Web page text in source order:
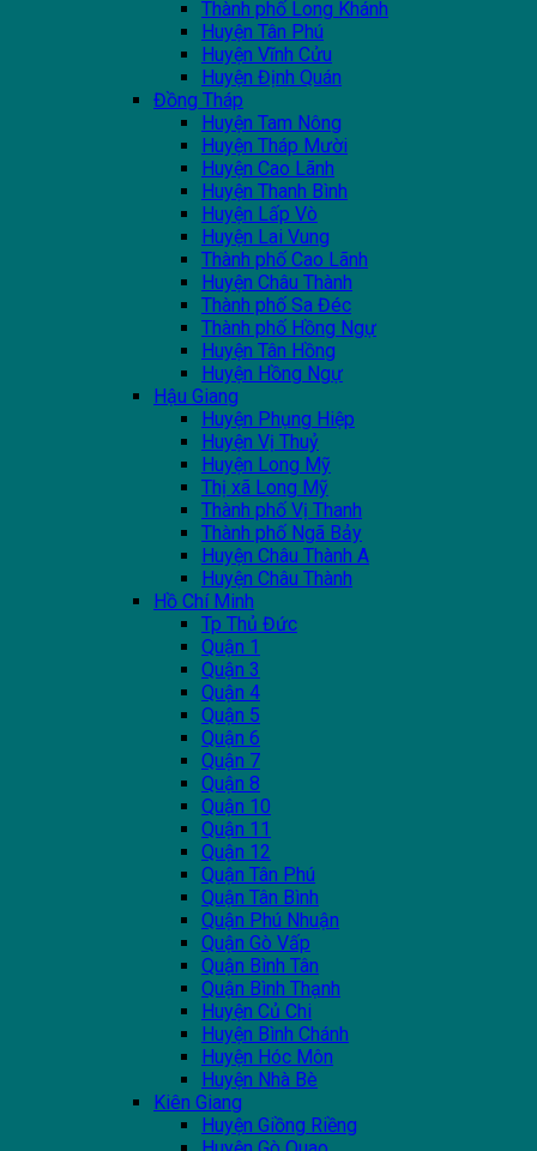
Thành phố Long Khánh
Huyện Tân Phú
Huyện Vĩnh Cửu
Huyện Định Quán
Đồng Tháp
Huyện Tam Nông
Huyện Tháp Mười
Huyện Cao Lãnh
Huyện Thanh Bình
Huyện Lấp Vò
Huyện Lai Vung
Thành phố Cao Lãnh
Huyện Châu Thành
Thành phố Sa Đéc
Thành phố Hồng Ngự
Huyện Tân Hồng
Huyện Hồng Ngự
Hậu Giang
Huyện Phụng Hiệp
Huyện Vị Thuỷ
Huyện Long Mỹ
Thị xã Long Mỹ
Thành phố Vị Thanh
Thành phố Ngã Bảy
Huyện Châu Thành A
Huyện Châu Thành
Hồ Chí Minh
Tp Thủ Đức
Quận 1
Quận 3
Quận 4
Quận 5
Quận 6
Quận 7
Quận 8
Quận 10
Quận 11
Quận 12
Quận Tân Phú
Quận Tân Bình
Quận Phú Nhuận
Quận Gò Vấp
Quận Bình Tân
Quận Bình Thạnh
Huyện Củ Chi
Huyện Bình Chánh
Huyện Hóc Môn
Huyện Nhà Bè
Kiên Giang
Huyện Giồng Riềng